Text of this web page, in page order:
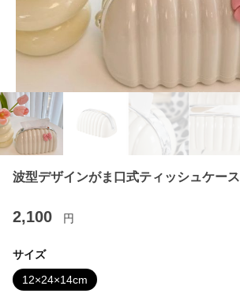
波型デザインがま口式ティッシュケース
2,100 円
サイズ
12×24×14cm